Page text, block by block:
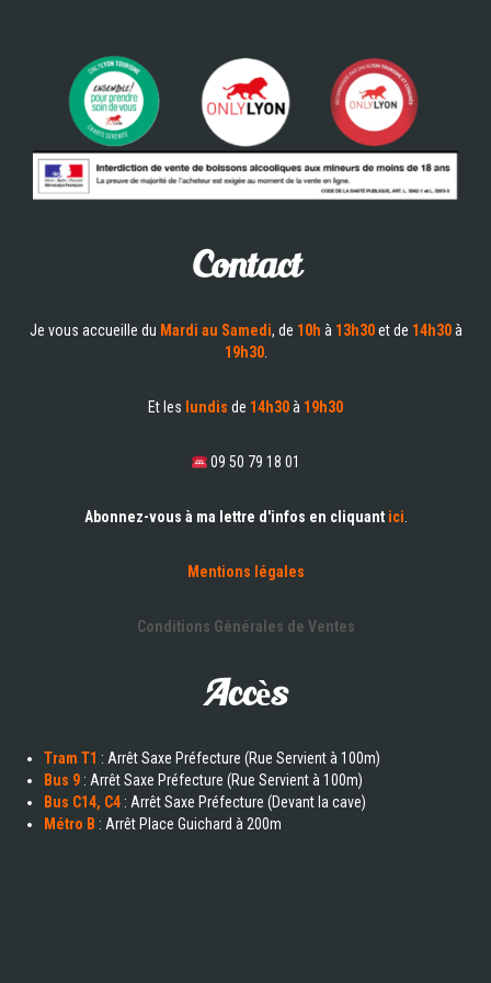
Contact
Je vous accueille du Mardi au Samedi, de 10h à 13h30et de 14h30à
19h30.
Et les lundis de 14h30à 19h30
09 50 79 18 01
Abonnez-vous à ma lettre d'infos en cliquant ici
Mentions légales
Conditions Générales de Ventes
Accès
Tram T1 : Arrêt Saxe Préfecture (Rue Servient à 100m)
Bus 9 : Arrêt Saxe Préfecture (Rue Servient à 100m)
Bus C14, C4 : Arrêt Saxe Préfecture (Devant la cave)
Métro B : Arrêt Place Guichard à 200m